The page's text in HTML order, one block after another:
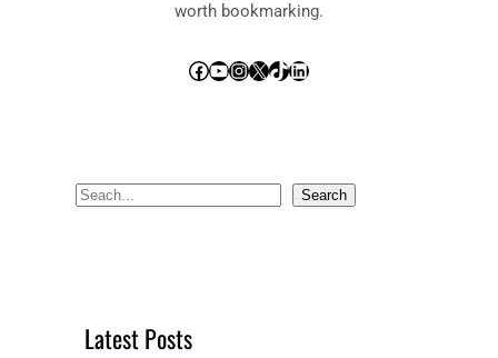
worth bookmarking.
Facebook YouTube InstagramX TikTok LinkedIn
S
Search
Latest Posts